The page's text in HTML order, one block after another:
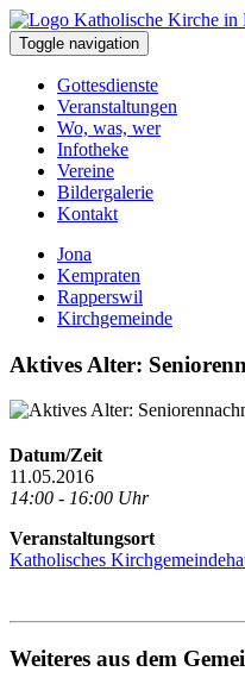
Toggle navigation
Gottesdienste
Veranstaltungen
Wo, was, wer
Infotheke
Vereine
Bildergalerie
Kontakt
Jona
Kempraten
Rapperswil
Kirchgemeinde
Aktives Alter:
Datum/Zeit
11.05.2016
14:00 - 16:00 Uhr
Veranstaltungsort
Katholisches
Weiteres aus dem